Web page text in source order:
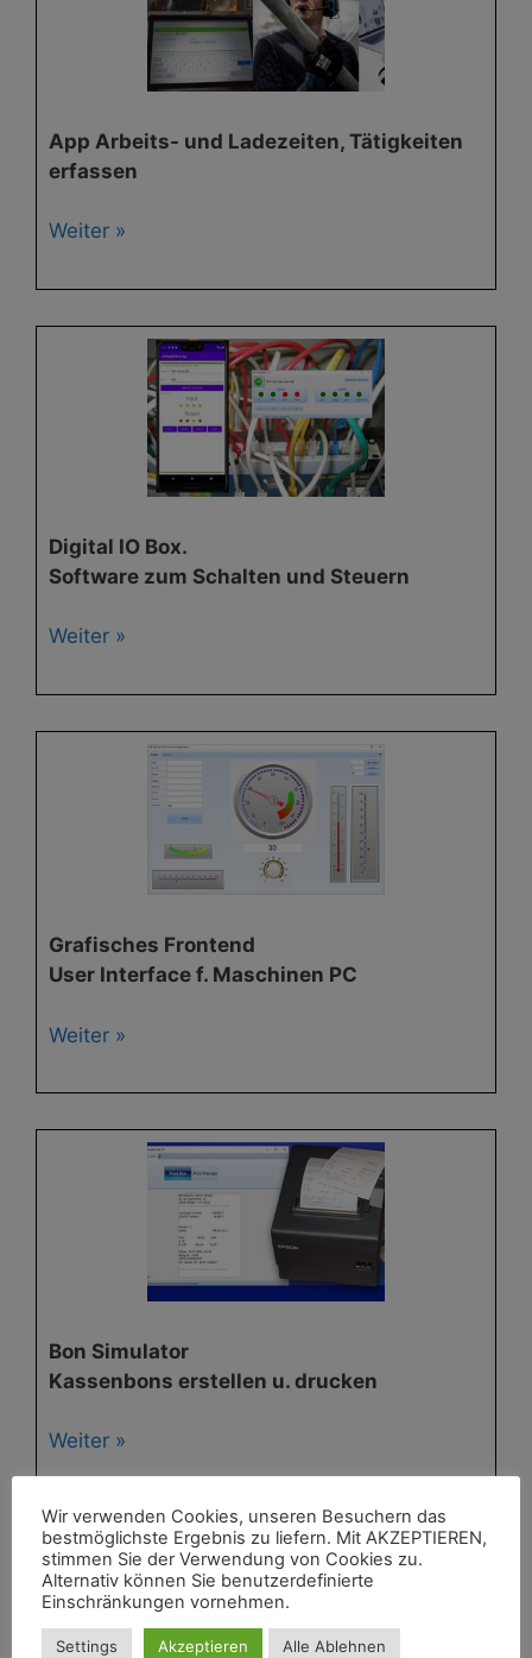
App Arbeits- und Ladezeiten, Tätigkeiten
erfassen
Weiter »
Digital IO Box.
Software zum Schalten und Steuern
Weiter »
Grafisches Frontend
User Interface f. Maschinen PC
Weiter »
Bon Simulator
Kassenbons erstellen u. drucken
Weiter »
Wir verwenden Cookies, unseren Besuchern das
bestmöglichste Ergebnis zu liefern. Mit AKZEPTIEREN,
stimmen Sie der Verwendung von Cookies zu.
Alternativ können Sie benutzerdefinierte
Einschränkungen vornehmen.
Settings Akzeptieren Alle Ablehnen